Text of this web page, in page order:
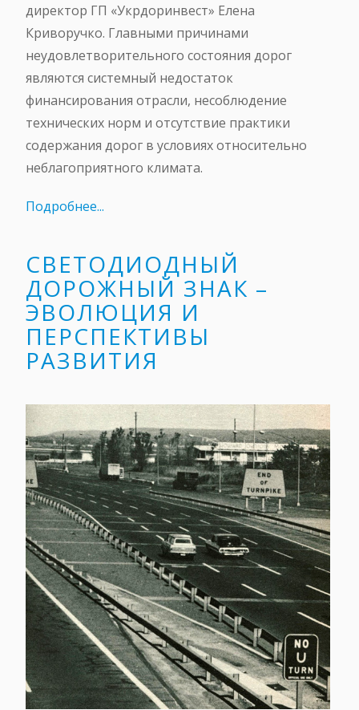
директор ГП «Укрдоринвест» Елена
Криворучко. Главными причинами
неудовлетворительного состояния дорог
являются системный недостаток
финансирования отрасли, несоблюдение
технических норм и отсутствие практики
содержания дорог в условиях относительно
неблагоприятного климата.
Подробнее...
СВЕТОДИОДНЫЙ
ДОРОЖНЫЙ ЗНАК –
ЭВОЛЮЦИЯ И
ПЕРСПЕКТИВЫ
РАЗВИТИЯ